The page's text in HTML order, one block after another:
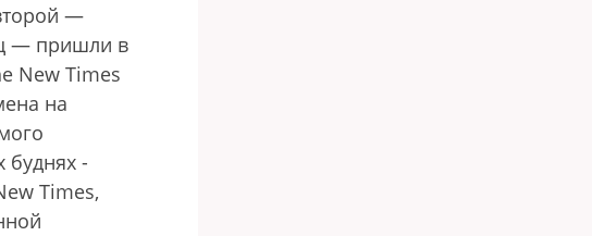
—
— пришли в
New Times
на
буднях
Times,